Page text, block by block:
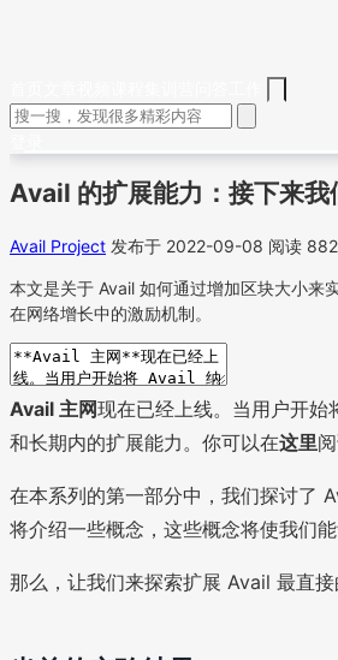
Avail 的扩展能力：接下来我
Avail Project 发布于 2022-09-08 阅读 882
本文是关于 Avail 如何通过增加区块大小来
在网络增长中的激励机制。
Avail 主网现在已经上线。当用户开
和长期内的扩展能力。你可以在这里
在本系列的第一部分中，我们探讨了
将介绍一些概念，这些概念将使我们
那么，让我们来探索扩展 Avail 最直接